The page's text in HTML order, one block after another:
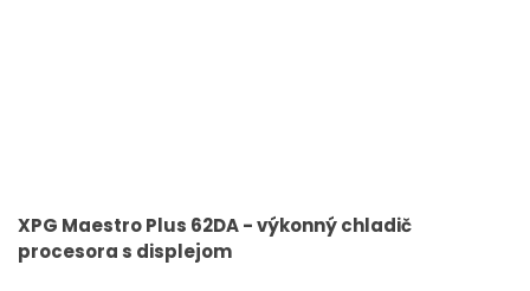
XPG Maestro Plus 62DA - výkonný chladič
procesora s displejom